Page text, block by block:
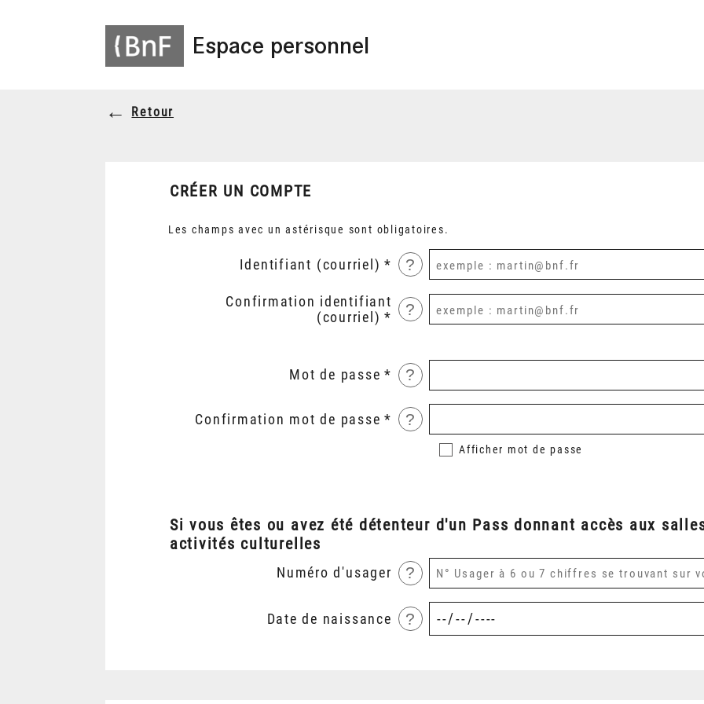
Espace personnel
Retour
CRÉER UN COMPTE
Les champs avec un astérisque sont obligatoires.
Identifiant (courriel) ?
Confirmation identifiant
(courriel)
?
Mot de passe ?
Confirmation mot de passe ?
Afficher mot de passe
Si vous êtes ou avez été détenteur d'un Pass donnant accès aux
activités culturelles
Numéro d'usager ?
Date de naissance ?